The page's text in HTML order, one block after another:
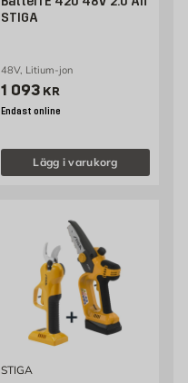
STIGA
48V, Litium-jon
Pris 1093 kr
1 093 KR
Endast online
Lägg i varukorg
STIGA